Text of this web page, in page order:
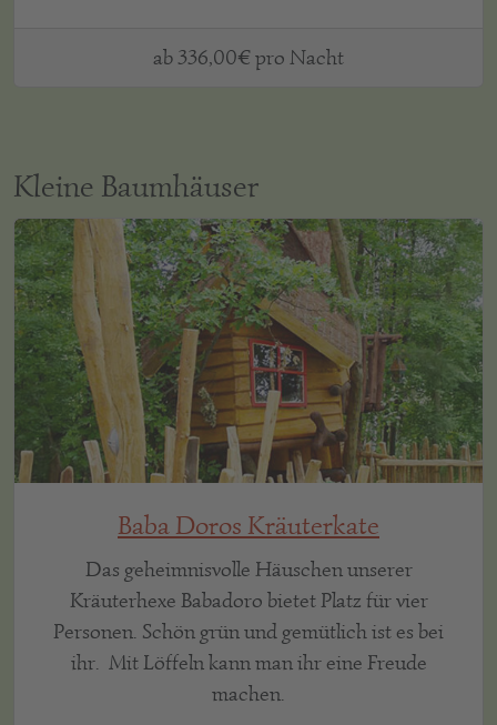
ab 336,00€ pro Nacht
Kleine Baumhäuser
Baba Doros Kräuterkate
Das geheimnisvolle Häuschen unserer
Kräuterhexe Babadoro bietet Platz für vier
Personen. Schön grün und gemütlich ist es bei
ihr. Mit Löffeln kann man ihr eine Freude
machen.